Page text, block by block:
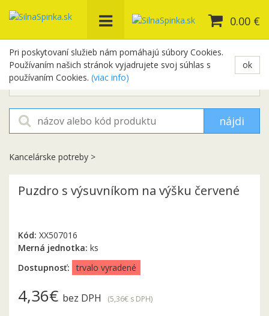
Pri poskytovaní služieb nám pomáhajú súbory Cookies.
Používaním našich stránok vyjadrujete svoj súhlas s
používaním Cookies. (viac info)
ok
0.00 €
+421 948 654 329
objednavky@silnaspinka.sk
nájdi
Kancelárske potreby >
Puzdro s výsuvníkom na výšku červené
Kód: XX507016
Merná jednotka: ks
Dostupnosť:
trvalo vyradené
4,36€ bez DPH (5,36€ s DPH)